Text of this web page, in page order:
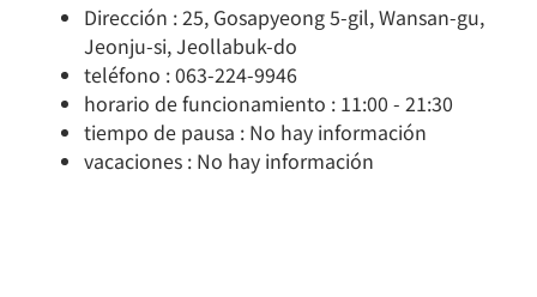
Dirección : 25, Gosapyeong 5-gil, Wansan-gu,
Jeonju-si, Jeollabuk-do
teléfono : 063-224-9946
horario de funcionamiento : 11:00 - 21:30
tiempo de pausa : No hay información
vacaciones : No hay información